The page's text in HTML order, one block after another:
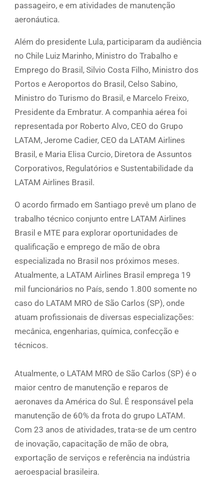
passageiro, e em atividades de manutenção
aeronáutica.
Além do presidente Lula, participaram da audiência
no Chile Luiz Marinho, Ministro do Trabalho e
Emprego do Brasil, Silvio Costa Filho, Ministro dos
Portos e Aeroportos do Brasil, Celso Sabino,
Ministro do Turismo do Brasil, e Marcelo Freixo,
Presidente da Embratur. A companhia aérea foi
representada por Roberto Alvo, CEO do Grupo
LATAM, Jerome Cadier, CEO da LATAM Airlines
Brasil, e Maria Elisa Curcio, Diretora de Assuntos
Corporativos, Regulatórios e Sustentabilidade da
LATAM Airlines Brasil.
O acordo firmado em Santiago prevê um plano de
trabalho técnico conjunto entre LATAM Airlines
Brasil e MTE para explorar oportunidades de
qualificação e emprego de mão de obra
especializada no Brasil nos próximos meses.
Atualmente, a LATAM Airlines Brasil emprega 19
mil funcionários no País, sendo 1.800 somente no
caso do LATAM MRO de São Carlos (SP), onde
atuam profissionais de diversas especializações:
mecânica, engenharias, química, confecção e
técnicos.
Atualmente, o LATAM MRO de São Carlos (SP) é o
maior centro de manutenção e reparos de
aeronaves da América do Sul. É responsável pela
manutenção de 60% da frota do grupo LATAM.
Com 23 anos de atividades, trata-se de um centro
de inovação, capacitação de mão de obra,
exportação de serviços e referência na indústria
aeroespacial brasileira.